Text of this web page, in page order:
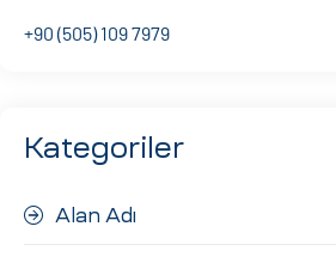
+90 (505) 109 7979
Kategoriler
Alan Adı